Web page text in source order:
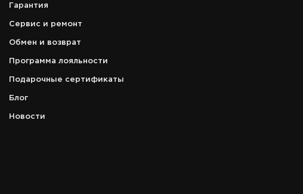
Гарантия
Сервис и ремонт
Обмен и возврат
Программа лояльности
Подарочные сертификаты
Блог
Новости